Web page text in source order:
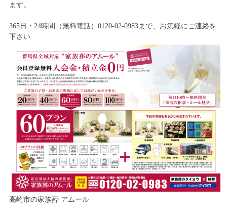
ます。
365日・24時間（無料電話）0120-02-0983まで、お気軽にご連絡を
下さい
高崎市の家族葬 アムール